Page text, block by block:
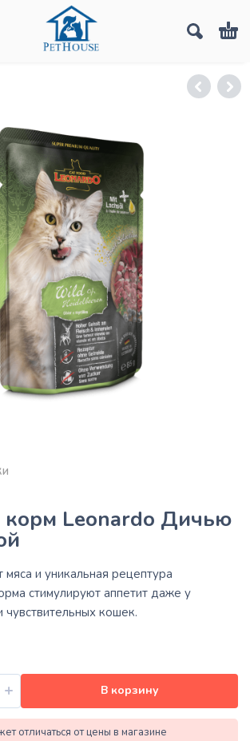
Leonardo Дичью
и уникальная рецептура
стимулируют аппетит даже у
кошек.
+ В корзину
отличаться от цены в магазине